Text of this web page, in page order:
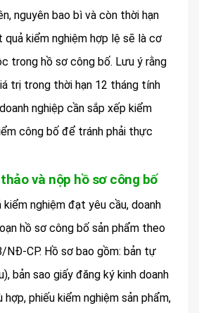
nguyên bao bì và còn thời hạn
quả kiểm nghiệm hợp lệ sẽ là cơ
trong hồ sơ công bố. Lưu ý rằng
trị trong thời hạn 12 tháng tính
nghiệp cần sắp xếp kiểm
công bố để tránh phải thực
và nộp hồ sơ công bố
nghiệm đạt yêu cầu, doanh
hồ sơ công bố sản phẩm theo
NĐ-CP. Hồ sơ bao gồm: bản tự
bản sao giấy đăng ký kinh doanh
hợp, phiếu kiểm nghiệm sản phẩm,